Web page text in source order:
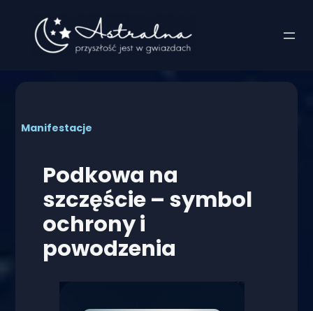
Manifestacje
Podkowa na
szczęście – symbol
ochrony i
powodzenia